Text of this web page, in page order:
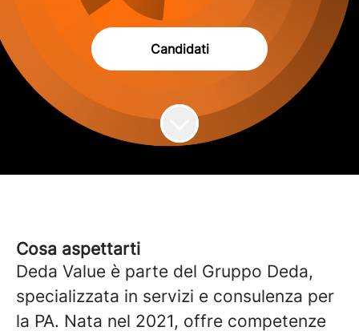
Candidati
Cosa aspettarti
Deda Value è parte del Gruppo Deda,
specializzata in servizi e consulenza per
la PA. Nata nel 2021, offre competenze